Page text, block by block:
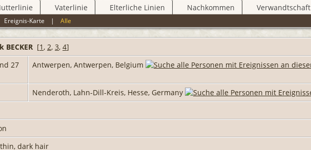
Vaterlinie Elterliche Linien Nachkommen Verwandtschaft
Ereignis-Karte |Alle
BECKER [1, 2, 3, 4]
27
Antwerpen, Antwerpen, Belgium
Nenderoth, Lahn-Dill-Kreis, Hesse, Germany
dark hair